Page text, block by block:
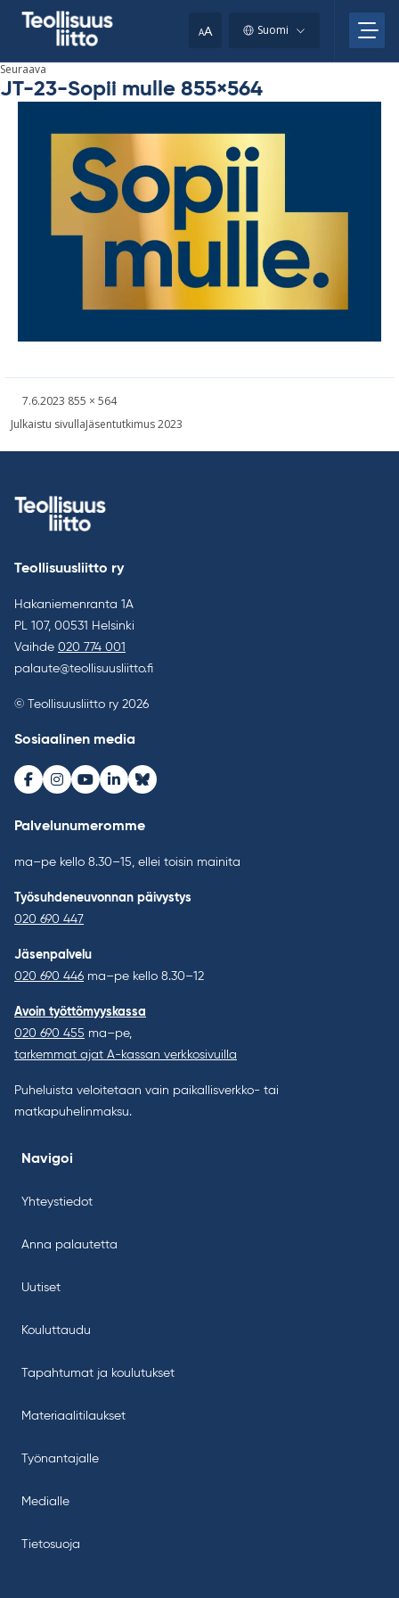
AA Suomi
Seuraava
JT-23-Sopii mulle 855×564
Kirjoitettu
7.6.2023 Täysikokoinen
855 × 564
Artikkelien
Julkaistu sivullaJäsentutkimus 2023
clipboard.)
Teollisuusliitto ry
Hakaniemenranta 1A
PL 107, 00531 Helsinki
Vaihde 020 774 001
palaute@teollisuusliitto.fi
© Teollisuusliitto ry 2026
Sosiaalinen media
Facebook
Instagram
Youtube
LinkedInBluesky
Palvelunumeromme
ma–pe kello 8.30–15, ellei toisin mainita
Työsuhdeneuvonnan päivystys
020 690 447
Jäsenpalvelu
020 690 446 ma–pe kello 8.30–12
Avoin työttömyyskassa
020 690 455 ma–pe,
tarkemmat ajat A-kassan verkkosivuilla
Puheluista veloitetaan vain paikallisverkko- tai
matkapuhelinmaksu.
Navigoi
Yhteystiedot
Anna palautetta
Uutiset
Kouluttaudu
Tapahtumat ja koulutukset
Materiaalitilaukset
Työnantajalle
Medialle
Tietosuoja